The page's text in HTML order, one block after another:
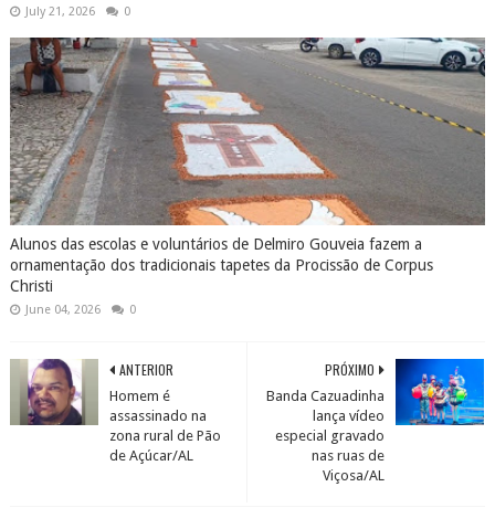
July 21, 2026 0
Alunos das escolas e voluntários de Delmiro Gouveia fazem a
ornamentação dos tradicionais tapetes da Procissão de Corpus
Christi
June 04, 2026 0
PRÓXIMO
Banda Cazuadinha
lança vídeo
especial gravado
nas ruas de
Viçosa/AL
ANTERIOR
Homem é
assassinado na
zona rural de Pão
de Açúcar/AL